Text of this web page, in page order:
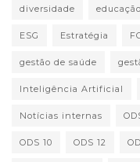
diversidade educação
ESG Estratégia
gestão de saúde
Inteligência Artificial
Notícias internas
ODS 10 ODS 12